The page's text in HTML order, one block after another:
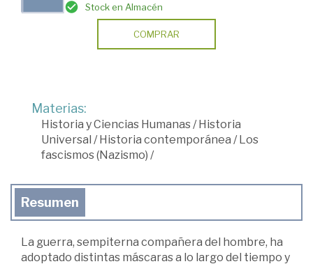
Stock en Almacén
COMPRAR
Materias:
Historia y Ciencias Humanas /Historia
Universal /Historia contemporánea /Los
fascismos (Nazismo) /
Resumen
La guerra, sempiterna compañera del hombre, ha
adoptado distintas máscaras a lo largo del tiempo y